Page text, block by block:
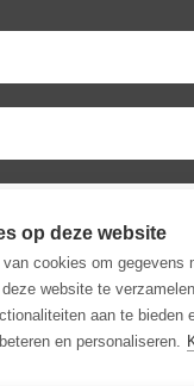
onze nieuwsbrieven.
het ontvangen van
op deze website
cookies om gegevens
website te
aan te bieden
en personaliseren.